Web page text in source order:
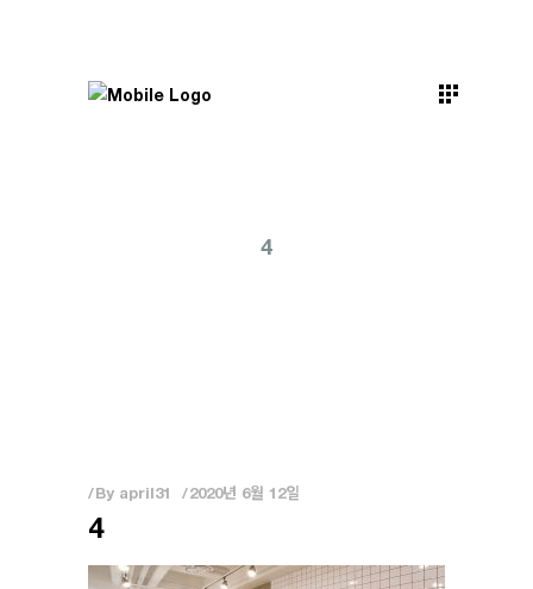
4
By april31 2020년 6월 12일
4